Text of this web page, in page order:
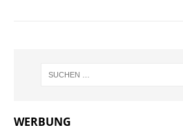
WERBUNG